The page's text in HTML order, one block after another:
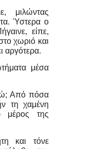
μιλώντας
Ύστερα ο
είπε,
χωριό και
αργότερα.
μέσα
Από πόσα
τη χαμένη
μέρος της
και τόνε